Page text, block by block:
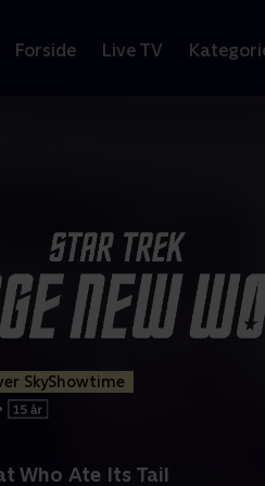
Forside Live TV
SkyShowtime
Who Ate Its Tail